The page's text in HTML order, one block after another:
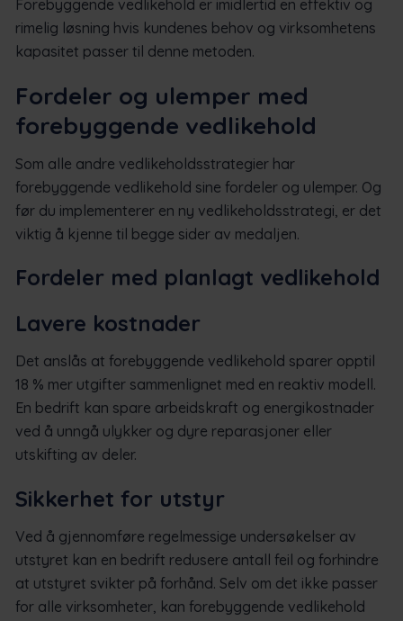
Forebyggende vedlikehold er imidlertid en effektiv og
rimelig løsning hvis kundenes behov og virksomhetens
kapasitet passer til denne metoden.
Fordeler og ulemper med
forebyggende vedlikehold
Som alle andre vedlikeholdsstrategier har
forebyggende vedlikehold sine fordeler og ulemper. Og
før du implementerer en ny vedlikeholdsstrategi, er det
viktig å kjenne til begge sider av medaljen.
Fordeler med planlagt vedlikehold
Lavere kostnader
Det anslås at forebyggende vedlikehold sparer opptil
18 % mer utgifter sammenlignet med en reaktiv modell.
En bedrift kan spare arbeidskraft og energikostnader
ved å unngå ulykker og dyre reparasjoner eller
utskifting av deler.
Sikkerhet for utstyr
Ved å gjennomføre regelmessige undersøkelser av
utstyret kan en bedrift redusere antall feil og forhindre
at utstyret svikter på forhånd. Selv om det ikke passer
for alle virksomheter, kan forebyggende vedlikehold